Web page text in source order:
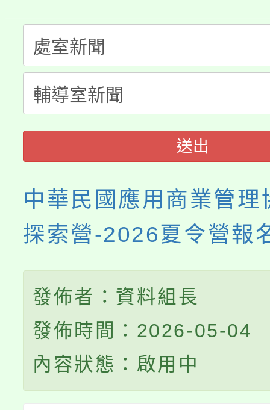
程，歡迎學生輔導中心
心理、諮商輔導、社會
系所師生報名參加。
縣市「校園短影音徵選
門員」簡章及活動海報
踴躍報名參加。
桃園市115學年度學生
要點
「桃園市補助參觀特色
展演活動實施計畫」
115年度「教育部表揚
義教育推展貢獻獎」
送出
中華民國應用商業管理
探索營-2026夏令營報
發佈者：資料組長
發佈時間：2026-05-04
內容狀態：啟用中